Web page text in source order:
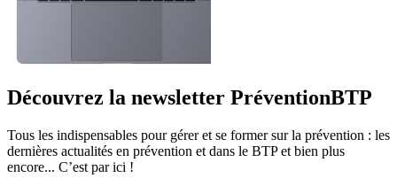
Découvrez la newsletter PréventionBTP
Tous les indispensables pour gérer et se former sur la prévention : les
dernières actualités en prévention et dans le BTP et bien plus
encore... C’est par ici !